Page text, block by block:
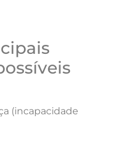
(incapacidade